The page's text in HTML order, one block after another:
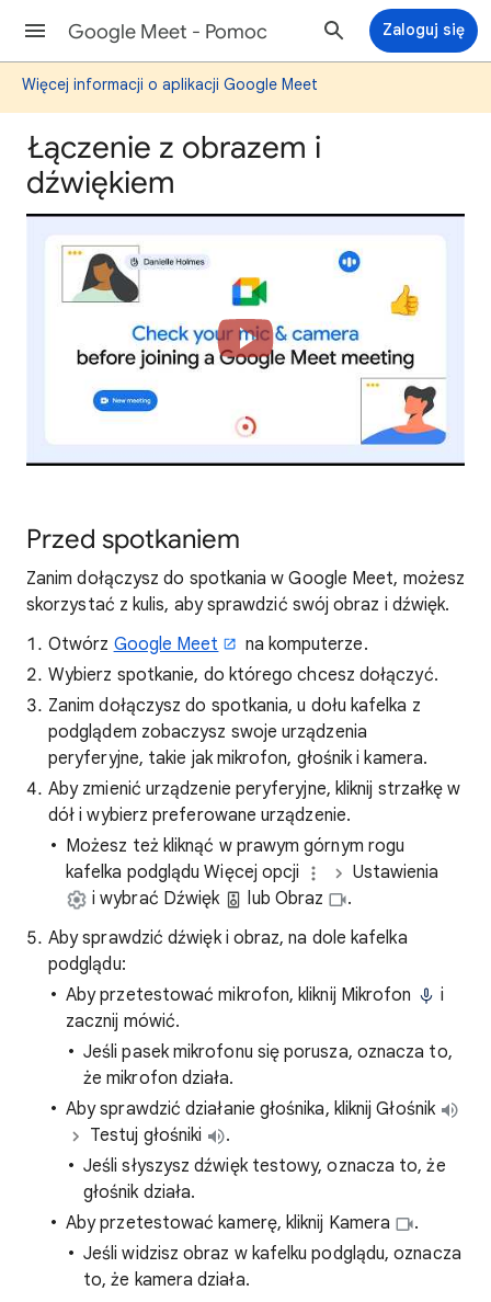
Google Meet - Pomoc Zaloguj się
Więcej informacji o aplikacji Google Meet
Łączenie z obrazem i
dźwiękiem
Przed spotkaniem
Zanim dołączysz do spotkania w Google Meet, możesz
skorzystać z kulis, aby sprawdzić swój obraz i dźwięk.
Otwórz Google Meet
na komputerze.
Wybierz spotkanie, do którego chcesz dołączyć.
Zanim dołączysz do spotkania, u dołu kafelka z
podglądem zobaczysz swoje urządzenia
peryferyjne, takie jak mikrofon, głośnik i kamera.
Aby zmienić urządzenie peryferyjne, kliknij strzałkę w
dół i wybierz preferowane urządzenie.
Możesz też kliknąć w prawym górnym rogu
kafelka podglądu Więcej opcji
Ustawienia
i wybrać Dźwięk
lub Obraz
.
Aby sprawdzić dźwięk i obraz, na dole kafelka
podglądu:
Aby przetestować mikrofon, kliknij Mikrofon
i
zacznij mówić.
Jeśli pasek mikrofonu się porusza, oznacza to,
że mikrofon działa.
Aby sprawdzić działanie głośnika, kliknij Głośnik
Testuj głośniki
.
Jeśli słyszysz dźwięk testowy, oznacza to, że
głośnik działa.
Aby przetestować kamerę, kliknij Kamera
.
Jeśli widzisz obraz w kafelku podglądu, oznacza
to, że kamera działa.